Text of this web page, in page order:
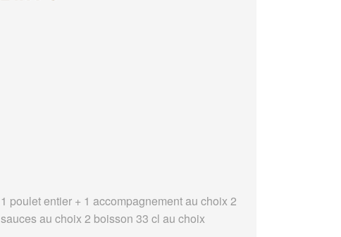
1 poulet entier + 1 accompagnement au choix 2
sauces au choix 2 boisson 33 cl au choix